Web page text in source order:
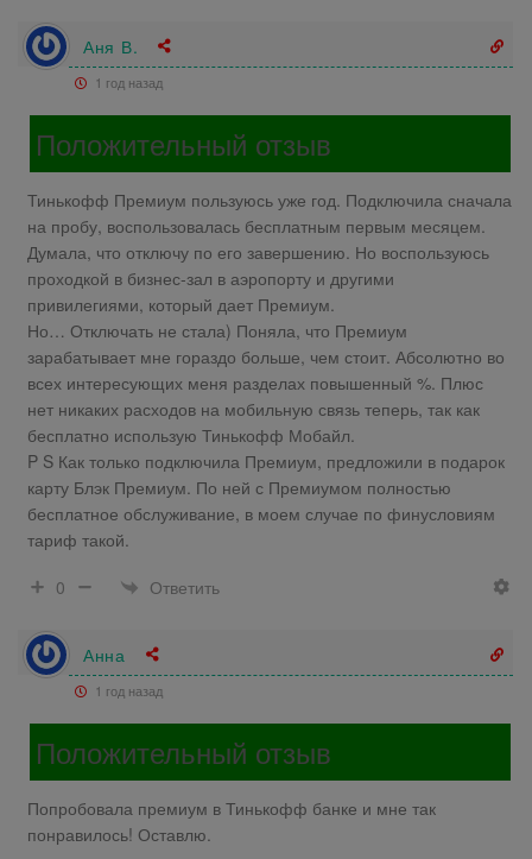
Аня В.
1 год назад
Положительный отзыв
Тинькофф Премиум пользуюсь уже год. Подключила сначала
на пробу, воспользовалась бесплатным первым месяцем.
Думала, что отключу по его завершению. Но воспользуюсь
проходкой в бизнес-зал в аэропорту и другими
привилегиями, который дает Премиум.
Но… Отключать не стала) Поняла, что Премиум
зарабатывает мне гораздо больше, чем стоит. Абсолютно во
всех интересующих меня разделах повышенный %. Плюс
нет никаких расходов на мобильную связь теперь, так как
бесплатно использую Тинькофф Мобайл.
P S Как только подключила Премиум, предложили в подарок
карту Блэк Премиум. По ней с Премиумом полностью
бесплатное обслуживание, в моем случае по финусловиям
тариф такой.
0
Ответить
Анна
1 год назад
Положительный отзыв
Попробовала премиум в Тинькофф банке и мне так
понравилось! Оставлю.